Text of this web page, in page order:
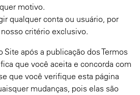
motivo.
qualquer conta ou usuário, por
critério exclusivo.
Site após a publicação dos Termos
que você aceita e concorda com
que você verifique esta página
mudanças, pois elas são